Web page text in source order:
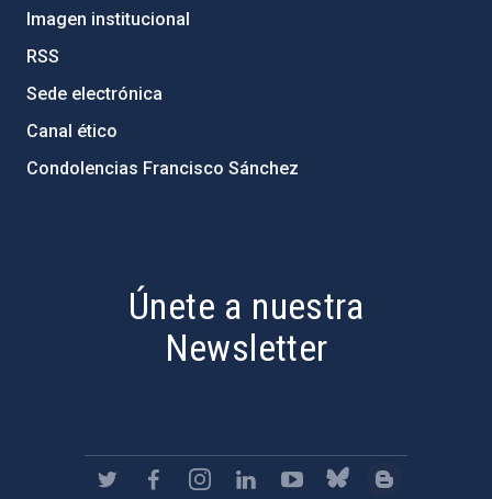
Imagen institucional
RSS
Sede electrónica
Canal ético
Condolencias Francisco Sánchez
Únete a nuestra
Newsletter